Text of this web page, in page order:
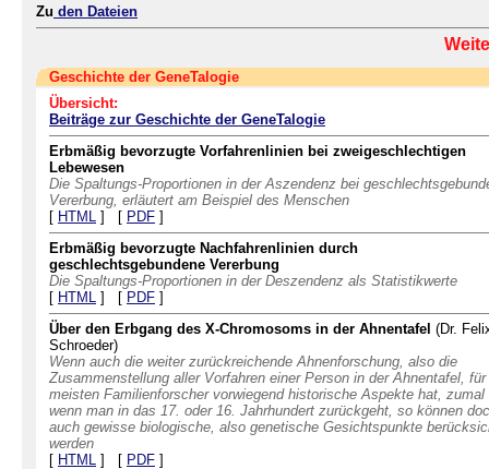
Zu den Dateien
Geschichte der GeneTalogie
Übersicht:
Beiträge zur Geschichte der GeneTalogie
Erbmäßig bevorzugte Vorfahrenlinien bei zweigeschlechtigen
Lebewesen
Die Spaltungs-Proportionen in der Aszendenz bei
Vererbung, erläutert am Beispiel des Menschen
[ HTML ] [ PDF ]
Erbmäßig bevorzugte Nachfahrenlinien durch
geschlechtsgebundene Vererbung
Die Spaltungs-Proportionen in der Deszendenz als Statistikwerte
[ HTML ] [ PDF ]
Über den Erbgang des X-Chromosoms in der Ahnentafel (Dr.
Schroeder)
Wenn auch die weiter zurückreichende Ahnenforschung, also die
Zusammenstellung aller Vorfahren einer Person in der Ahnentafel, für
meisten Familienforscher vorwiegend historische Aspekte hat, zumal
wenn man in das 17. oder 16. Jahrhundert zurückgeht, so können
auch gewisse biologische, also genetische Gesichtspunkte
werden
[ HTML ] [ PDF ]